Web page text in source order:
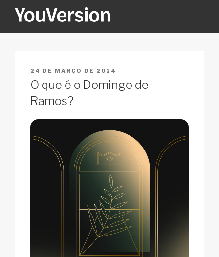
YOUVERSION
PUBLICADO
EM
24 DE MARÇO DE 2024
O que é o Domingo de
Ramos?